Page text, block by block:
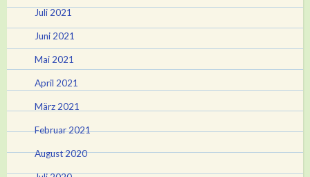
Juli 2021
Juni 2021
Mai 2021
April 2021
März 2021
Februar 2021
August 2020